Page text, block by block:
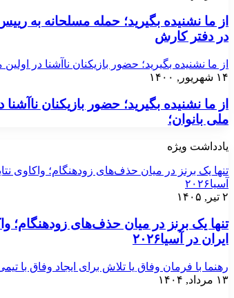
از ما نشنیده بگیرید؛ حمله مسلحانه به
در دفتر کارش
از ما نشنیده بگیرید؛ حضور بازیکنان ناآشنا در
۱۴ شهریور, ۱۴۰۰
از ما نشنیده بگیرید؛ حضور بازیکنان
ملی بانوان؛
یادداشت ویژه
تنها یک برنز در میان حذف‌های زودهنگام؛ واکاوی
آسیا۲۰۲۶
۲ تیر, ۱۴۰۵
تنها یک برنز در میان حذف‌های زودهنگام؛
ایران در آسیا۲۰۲۶
رهنما با فرمان وفاق یا تلاش برای ایجاد وفاق با
۱۳ مرداد, ۱۴۰۴